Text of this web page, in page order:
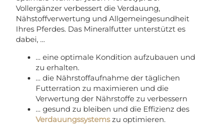
Vollergänzer verbessert die Verdauung,
Nähstoffverwertung und Allgemeingesundheit
Ihres Pferdes. Das Mineralfutter unterstützt es
dabei, …
… eine optimale Kondition aufzubauen und
zu erhalten.
… die Nährstoffaufnahme der täglichen
Futterration zu maximieren und die
Verwertung der Nährstoffe zu verbessern
… gesund zu bleiben und die Effizienz des
Verdauungssystems zu optimieren.